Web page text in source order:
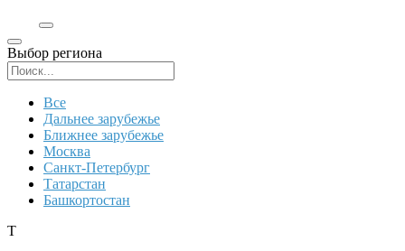
Выбор региона
Все
Дальнее зарубежье
Ближнее зарубежье
Москва
Санкт-Петербург
Татарстан
Башкортостан
Т